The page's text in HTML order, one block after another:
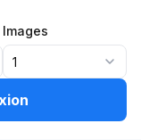
Images
1